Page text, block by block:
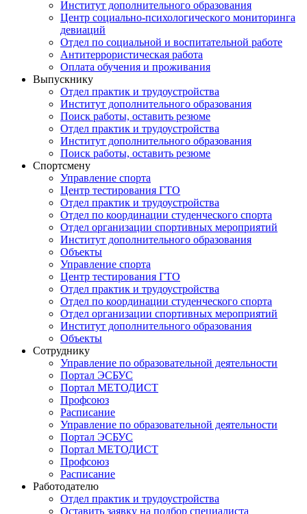
Институт дополнительного образования
Центр социально-психологического мониторинга
девиаций
Отдел по социальной и воспитательной работе
Антитеррористическая работа
Оплата обучения и проживания
Выпускнику
Отдел практик и трудоустройства
Институт дополнительного образования
Поиск работы, оставить резюме
Отдел практик и трудоустройства
Институт дополнительного образования
Поиск работы, оставить резюме
Спортсмену
Управление спорта
Центр тестирования ГТО
Отдел практик и трудоустройства
Отдел по координации студенческого спорта
Отдел организации спортивных мероприятий
Институт дополнительного образования
Объекты
Управление спорта
Центр тестирования ГТО
Отдел практик и трудоустройства
Отдел по координации студенческого спорта
Отдел организации спортивных мероприятий
Институт дополнительного образования
Объекты
Сотруднику
Управление по образовательной деятельности
Портал ЭСБУС
Портал МЕТОДИСТ
Профсоюз
Расписание
Управление по образовательной деятельности
Портал ЭСБУС
Портал МЕТОДИСТ
Профсоюз
Расписание
Работодателю
Отдел практик и трудоустройства
Оставить заявку на подбор специалиста